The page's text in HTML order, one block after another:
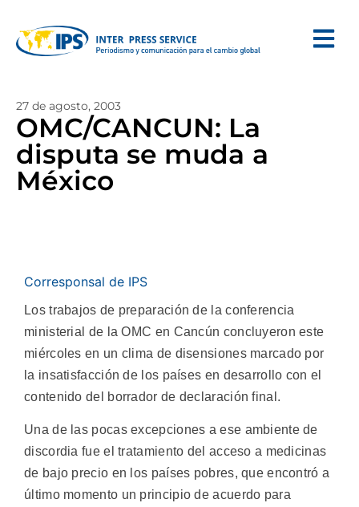
27 de agosto, 2003
OMC/CANCUN: La
disputa se muda a
México
Corresponsal de IPS
Los trabajos de preparación de la conferencia
ministerial de la OMC en Cancún concluyeron este
miércoles en un clima de disensiones marcado por
la insatisfacción de los países en desarrollo con el
contenido del borrador de declaración final.
Una de las pocas excepciones a ese ambiente de
discordia fue el tratamiento del acceso a medicinas
de bajo precio en los países pobres, que encontró a
último momento un principio de acuerdo para